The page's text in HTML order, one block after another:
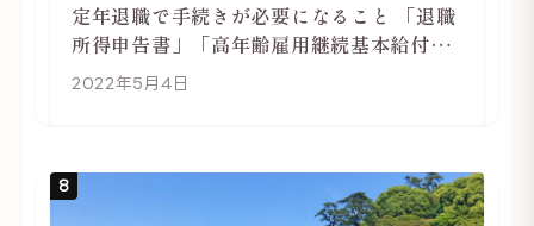
定年退職で手続きが必要になること 「退職
所得申告書」「高年齢雇用継続基本給付金
受給資格確認」
2022年5月4日
8